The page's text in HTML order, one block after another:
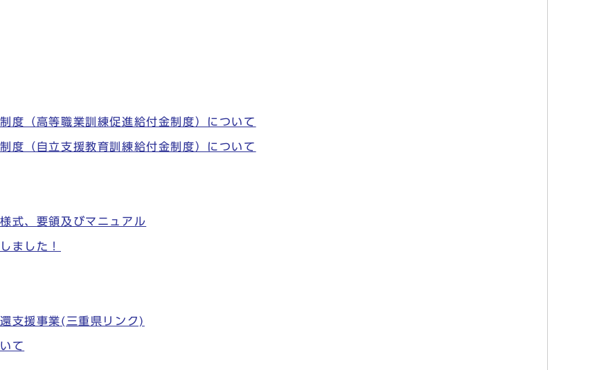
度（高等職業訓練促進給付金制度）について
度（自立支援教育訓練給付金制度）について
式、要領及びマニュアル
ました！
支援事業(三重県リンク)
て